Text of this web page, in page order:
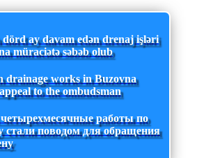
ay davam edən drenaj işləri
müraciətə səbəb olub
drainage works in Buzovna
to the ombudsman
работы по
стали поводом для обращения